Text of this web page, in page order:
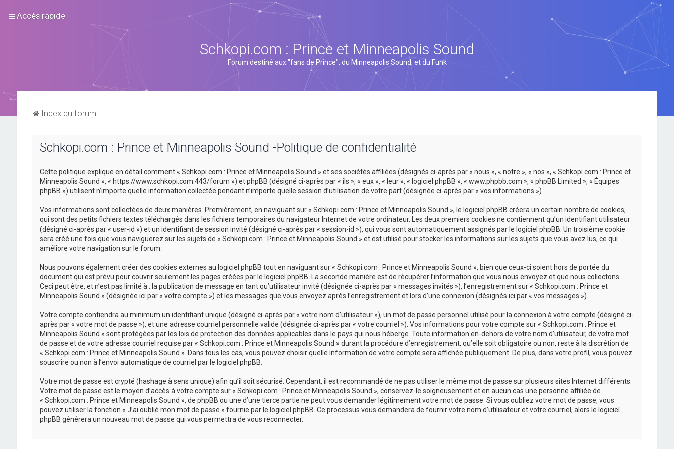
Accès rapide
Schkopi.com : Prince et Minneapolis Sound
Forum destiné aux "fans de Prince", du Minneapolis Sound, et du Funk
Index du forum
Schkopi.com : Prince et Minneapolis Sound -Politique de confidentialité
Cette politique explique en détail comment « Schkopi.com : Prince et Minneapolis Sound » et ses sociétés affiliées (désignés ci-après par « nous », « notre », « nos », « Schkopi.com : Prince et
Minneapolis Sound », « https://www.schkopi.com:443/forum ») et phpBB (désigné ci-après par « ils », « eux », « leur », « logiciel phpBB », « www.phpbb.com », « phpBB Limited », « Équipes
phpBB ») utilisent n’importe quelle information collectée pendant n’importe quelle session d’utilisation de votre part (désignée ci-après par « vos informations »).
Vos informations sont collectées de deux manières. Premièrement, en naviguant sur « Schkopi.com : Prince et Minneapolis Sound », le logiciel phpBB créera un certain nombre de cookies,
qui sont des petits fichiers textes téléchargés dans les fichiers temporaires du navigateur Internet de votre ordinateur. Les deux premiers cookies ne contiennent qu’un identifiant utilisateur
(désigné ci-après par « user-id ») et un identifiant de session invité (désigné ci-après par « session-id »), qui vous sont automatiquement assignés par le logiciel phpBB. Un troisième cookie
sera créé une fois que vous naviguerez sur les sujets de « Schkopi.com : Prince et Minneapolis Sound » et est utilisé pour stocker les informations sur les sujets que vous avez lus, ce qui
améliore votre navigation sur le forum.
Nous pouvons également créer des cookies externes au logiciel phpBB tout en naviguant sur « Schkopi.com : Prince et Minneapolis Sound », bien que ceux-ci soient hors de portée du
document qui est prévu pour couvrir seulement les pages créées par le logiciel phpBB. La seconde manière est de récupérer l’information que vous nous envoyez et que nous collectons.
Ceci peut être, et n’est pas limité à : la publication de message en tant qu’utilisateur invité (désignée ci-après par « messages invités »), l’enregistrement sur « Schkopi.com : Prince et
Minneapolis Sound » (désignée ici par « votre compte ») et les messages que vous envoyez après l’enregistrement et lors d’une connexion (désignés ici par « vos messages »).
Votre compte contiendra au minimum un identifiant unique (désigné ci-après par « votre nom d’utilisateur »), un mot de passe personnel utilisé pour la connexion à votre compte (désigné ci-
après par « votre mot de passe »), et une adresse courriel personnelle valide (désignée ci-après par « votre courriel »). Vos informations pour votre compte sur « Schkopi.com : Prince et
Minneapolis Sound » sont protégées par les lois de protection des données applicables dans le pays qui nous héberge. Toute information en-dehors de votre nom d’utilisateur, de votre mot
de passe et de votre adresse courriel requise par « Schkopi.com : Prince et Minneapolis Sound » durant la procédure d’enregistrement, qu’elle soit obligatoire ou non, reste à la discrétion de
« Schkopi.com : Prince et Minneapolis Sound ». Dans tous les cas, vous pouvez choisir quelle information de votre compte sera affichée publiquement. De plus, dans votre profil, vous pouvez
souscrire ou non à l’envoi automatique de courriel par le logiciel phpBB.
Votre mot de passe est crypté (hashage à sens unique) afin qu’il soit sécurisé. Cependant, il est recommandé de ne pas utiliser le même mot de passe sur plusieurs sites Internet différents.
Votre mot de passe est le moyen d’accès à votre compte sur « Schkopi.com : Prince et Minneapolis Sound », conservez-le soigneusement et en aucun cas une personne affiliée de
« Schkopi.com : Prince et Minneapolis Sound », de phpBB ou une d’une tierce partie ne peut vous demander légitimement votre mot de passe. Si vous oubliez votre mot de passe, vous
pouvez utiliser la fonction « J’ai oublié mon mot de passe » fournie par le logiciel phpBB. Ce processus vous demandera de fournir votre nom d’utilisateur et votre courriel, alors le logiciel
phpBB générera un nouveau mot de passe qui vous permettra de vous reconnecter.